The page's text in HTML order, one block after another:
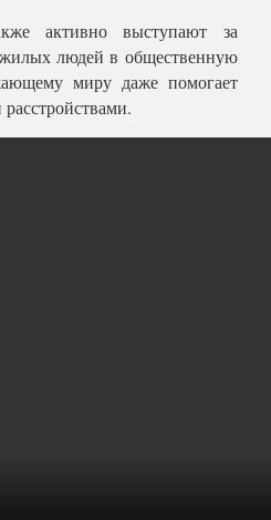
активно выступают за
людей в общественную
миру даже помогает